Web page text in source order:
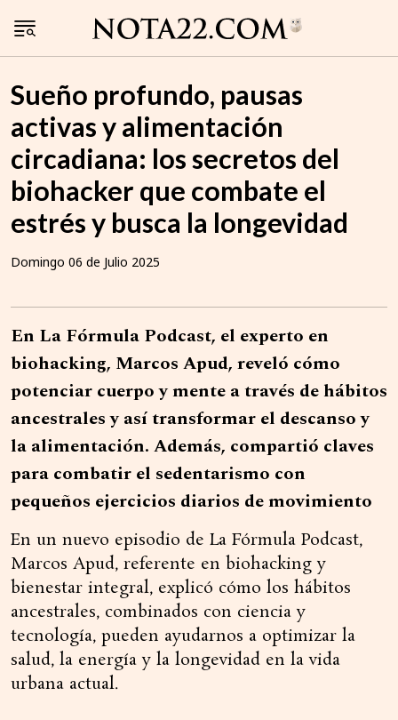
Sueño profundo, pausas
activas y alimentación
circadiana: los secretos del
biohacker que combate el
estrés y busca la longevidad
Domingo 06 de Julio 2025
En La Fórmula Podcast, el experto en
biohacking, Marcos Apud, reveló cómo
potenciar cuerpo y mente a través de hábitos
ancestrales y así transformar el descanso y
la alimentación. Además, compartió claves
para combatir el sedentarismo con
pequeños ejercicios diarios de movimiento
En un nuevo episodio de La Fórmula Podcast,
Marcos Apud, referente en biohacking y
bienestar integral, explicó cómo los hábitos
ancestrales, combinados con ciencia y
tecnología, pueden ayudarnos a optimizar la
salud, la energía y la longevidad en la vida
urbana actual.